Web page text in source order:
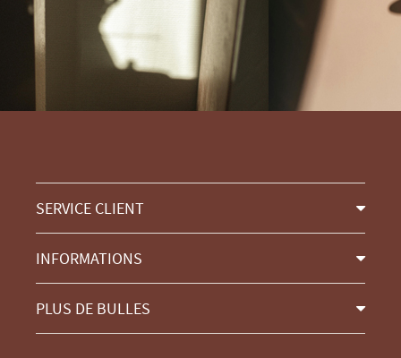
SERVICE CLIENT
INFORMATIONS
PLUS DE BULLES